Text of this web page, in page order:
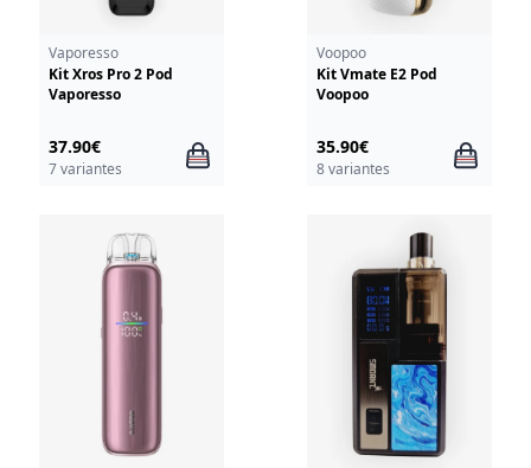
Vaporesso
Kit Xros Pro 2 Pod
Vaporesso
37.90€
7 variantes
Voopoo
Kit Vmate E2 Pod
Voopoo
35.90€
8 variantes